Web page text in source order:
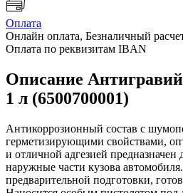
Оплата
Онлайн оплата, Безналичный
Оплата по реквизитам IBAN
Описание
1 л (6500700001)
Антикоррозионный состав с
герметизирующими свойствами,
и отличной адгезией
наружные части кузова
предварительной подготовки,